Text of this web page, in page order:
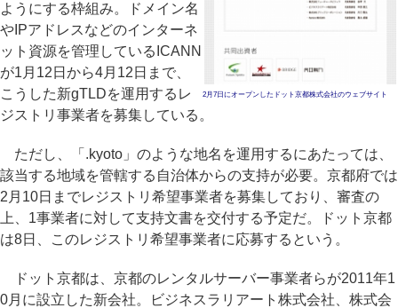
2月7日にオープンしたドット京都株式会社のウェブサイト
ようにする枠組み。ドメイン名
やIPアドレスなどのインターネ
ット資源を管理しているICANN
が1月12日から4月12日まで、
こうした新gTLDを運用するレ
ジストリ事業者を募集している。
ただし、「.kyoto」のような地名を運用するにあたっては、
該当する地域を管轄する自治体からの支持が必要。京都府では
2月10日までレジストリ希望事業者を募集しており、審査の
上、1事業者に対して支持文書を交付する予定だ。ドット京都
は8日、このレジストリ希望事業者に応募するという。
ドット京都は、京都のレンタルサーバー事業者らが2011年1
0月に設立した新会社。ビジネスラリアート株式会社、株式会